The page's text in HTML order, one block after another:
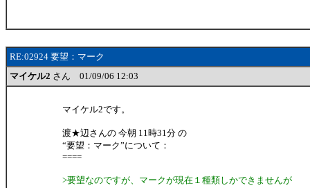
RE:02924 要望：マーク
マイケル2 さん 01/09/06 12:03
マイケル2です。
渡★辺さんの 今朝 11時31分 の
“要望：マーク”について：
====
>要望なのですが、マークが現在１種類しかできませんが